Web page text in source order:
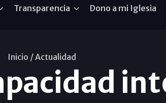
Transparencia Dono a mi Iglesia
Inicio /Actualidad